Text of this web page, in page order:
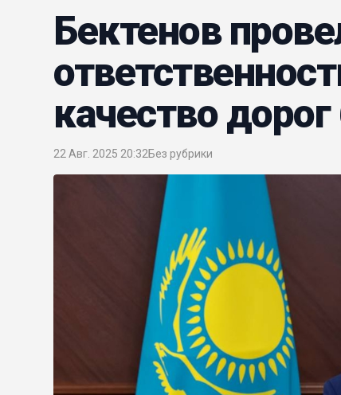
Бектенов
качество
22 Авг. 2025 20:32Без рубрики